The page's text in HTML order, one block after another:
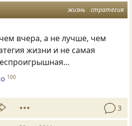
жизнь стратегия
вчера, а не лучше, чем
жизни и не самая
100
3